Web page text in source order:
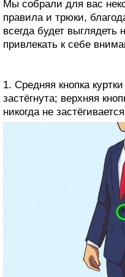
Мы собрали для вас
правила и трюки,
всегда будет выглядеть
привлекать к себе
1. Средняя кнопка
застёгнута; верхняя
никогда не застёгивается